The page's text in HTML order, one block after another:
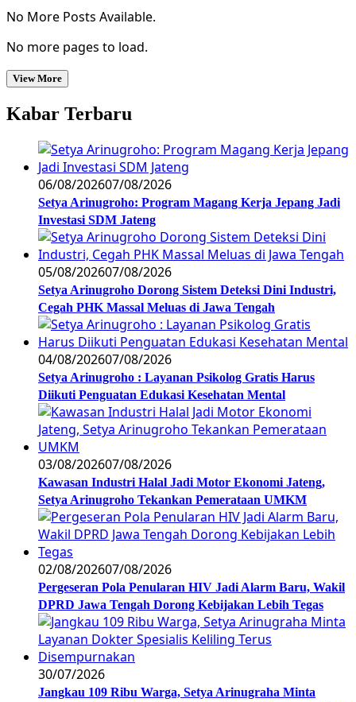
No More Posts Available.
No more pages to load.
View More
Kabar Terbaru
06/08/202607/08/2026
Setya Arinugroho: Program Magang Kerja Jepang Jadi
Investasi SDM Jateng
05/08/202607/08/2026
Setya Arinugroho Dorong Sistem Deteksi Dini Industri,
Cegah PHK Massal Meluas di Jawa Tengah
04/08/202607/08/2026
Setya Arinugroho : Layanan Psikolog Gratis Harus
Diikuti Penguatan Edukasi Kesehatan Mental
03/08/202607/08/2026
Kawasan Industri Halal Jadi Motor Ekonomi Jateng,
Setya Arinugroho Tekankan Pemerataan UMKM
02/08/202607/08/2026
Pergeseran Pola Penularan HIV Jadi Alarm Baru, Wakil
DPRD Jawa Tengah Dorong Kebijakan Lebih Tegas
30/07/2026
Jangkau 109 Ribu Warga, Setya Arinugraha Minta